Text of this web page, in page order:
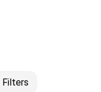
Filters